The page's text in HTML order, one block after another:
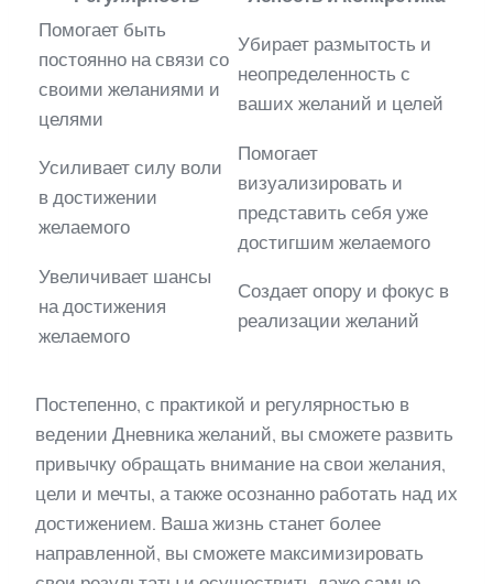
Помогает быть
постоянно на связи со
своими желаниями и
целями
Убирает размытость и
неопределенность с
ваших желаний и целей
Усиливает силу воли
в достижении
желаемого
Помогает
визуализировать и
представить себя уже
достигшим желаемого
Увеличивает шансы
на достижения
желаемого
Создает опору и фокус в
реализации желаний
Постепенно, с практикой и регулярностью в
ведении Дневника желаний, вы сможете развить
привычку обращать внимание на свои желания,
цели и мечты, а также осознанно работать над их
достижением. Ваша жизнь станет более
направленной, вы сможете максимизировать